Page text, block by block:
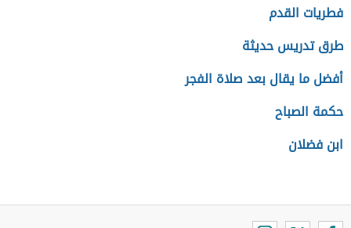
فطريات القدم
طرق تدريس حديثة
أفضل ما يقال بعد صلاة الفجر
حكمة الصباح
ابن فضلان